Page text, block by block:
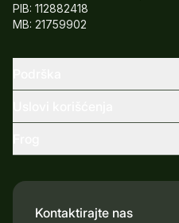
PIB: 112882418
MB: 21759902
Kontaktirajte nas